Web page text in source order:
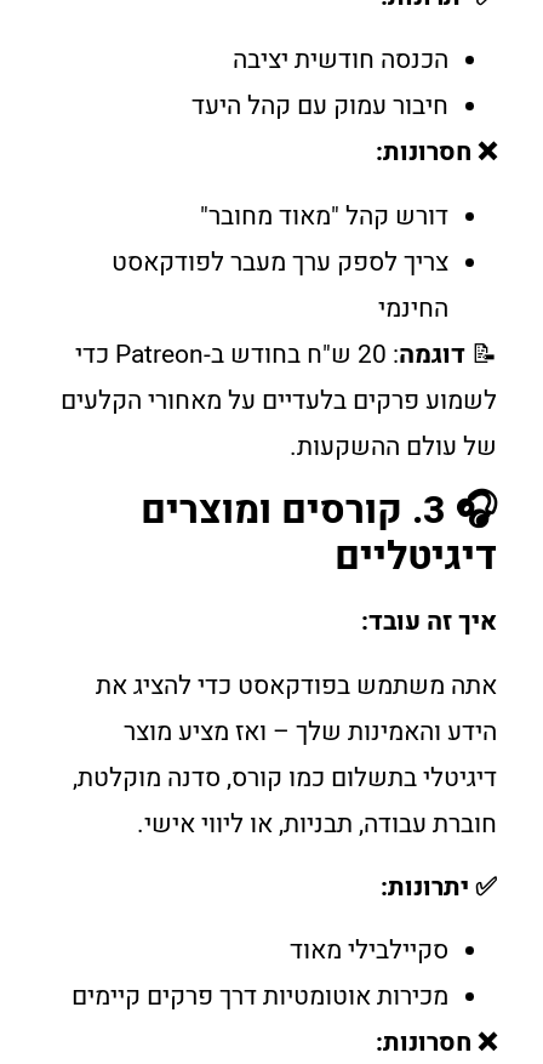
הכנסה חודשית יציבה
חיבור עמוק עם קהל היעד
❌ חסרונות:
דורש קהל "מאוד מחובר"
צריך לספק ערך מעבר לפודקאסט
החינמי
📝דוגמה
: 20 ש"ח בחודש ב-Patreon כדי
לשמוע פרקים בלעדיים על מאחורי הקלעים
של עולם ההשקעות.
🎧 3. קורסים ומוצרים
דיגיטליים
איך זה עובד:
אתה משתמש בפודקאסט כדי להציג את
הידע והאמינות שלך – ואז מציע מוצר
דיגיטלי בתשלום כמו קורס, סדנה מוקלטת,
חוברת עבודה, תבניות, או ליווי אישי.
✅ יתרונות:
סקיילבילי מאוד
מכירות אוטומטיות דרך פרקים קיימים
❌ חסרונות: